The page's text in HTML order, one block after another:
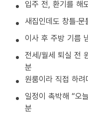
입주 전, 환기를 해
새집인데도 창틀·
이사 후 주방 기름
전세/월세 퇴실 전
분
원룸이라 직접 하려
일정이 촉박해 “오
분